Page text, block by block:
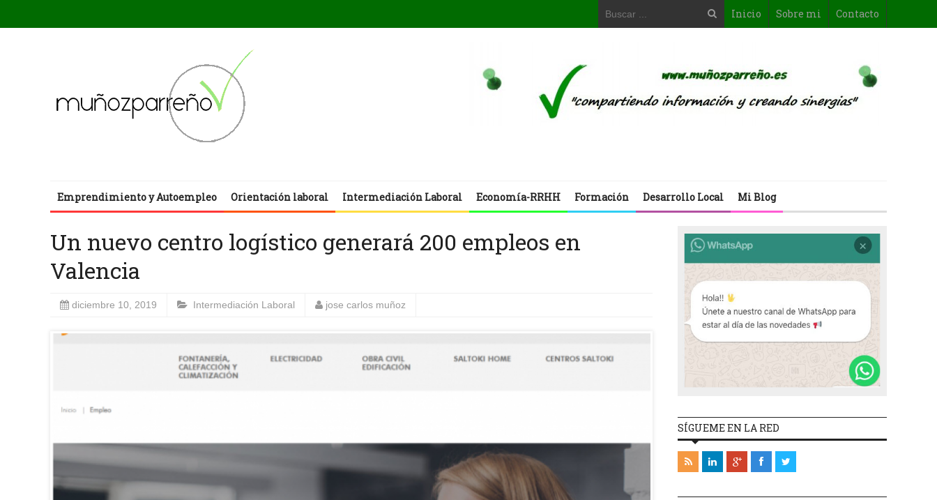
Inicio Sobre mi Contacto
Emprendimiento y Autoempleo Orientación laboral Intermediación Laboral Economía-RRHH Formación Desarrollo Local Mi Blog
Un nuevo centro logístico generará 200 empleos en
Valencia
diciembre 10, 2019 Intermediación Laboral jose carlos muñoz
SÍGUEME EN LA RED